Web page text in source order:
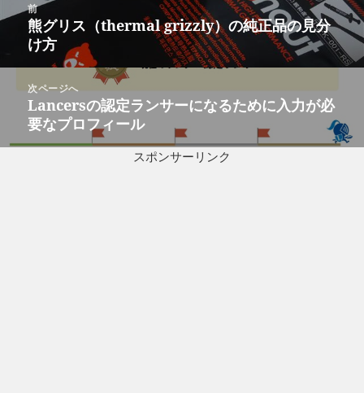
稿
前
前
の
稿:
熊グリス（thermal grizzly）の純正品の見分
け方
次ページへ
次
の
投
Lancersの認定ランサーになるために入力が必
要なプロフィール
スポンサーリンク